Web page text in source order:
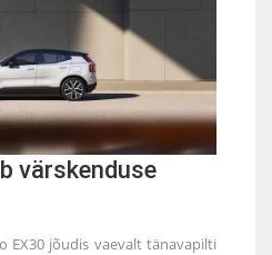
värskenduse
EX30 jõudis vaevalt tänavapilti